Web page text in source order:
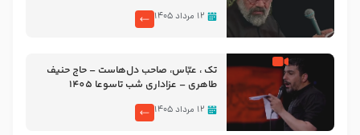
۱۲ مرداد ۱۴۰۵
تک ، عبّاس، صاحب دل‌هاست – حاج حنیف
طاهری – عزاداری شب تاسوعا 1405
۱۲ مرداد ۱۴۰۵